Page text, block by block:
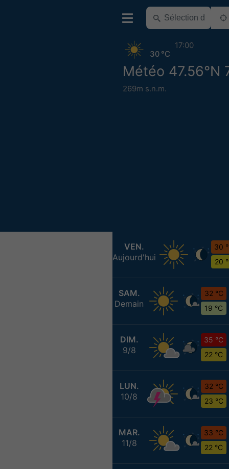
Météo 47.56°N
269m s.n.m.
30 °C
17:00
VEN.
Aujourd'hui
30
20
SAM.
Demain
32 °C
19 °C
DIM.
9/8
35 °C
22 °C
LUN.
10/8
32 °C
23 °C
MAR.
11/8
33 °C
22 °C